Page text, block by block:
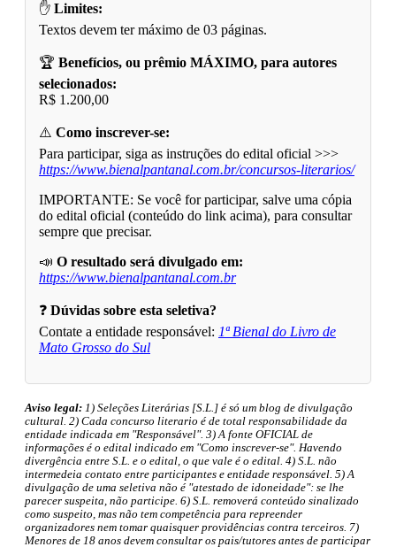
✋ Limites:
Textos devem ter máximo de 03 páginas.
🏆 Benefícios, ou prêmio MÁXIMO, para autores
selecionados:
R$ 1.200,00
⚠️ Como inscrever-se:
Para participar, siga as instruções do edital oficial >>>
https://www.bienalpantanal.com.br/concursos-literarios/
IMPORTANTE: Se você for participar, salve uma cópia
do edital oficial (conteúdo do link acima), para consultar
sempre que precisar.
📣 O resultado será divulgado em:
https://www.bienalpantanal.com.br
❓ Dúvidas sobre esta seletiva?
Contate a entidade responsável: 1ª Bienal do Livro de
Mato Grosso do Sul
Aviso legal: 1) Seleções Literárias [S.L.] é só um blog de divulgação
cultural. 2) Cada concurso literario é de total responsabilidade da
entidade indicada em "Responsável". 3) A fonte OFICIAL de
informações é o edital indicado em "Como inscrever-se". Havendo
divergência entre S.L. e o edital, o que vale é o edital. 4) S.L. não
intermedeia contato entre participantes e entidade responsável. 5) A
divulgação de uma seletiva não é "atestado de idoneidade": se lhe
parecer suspeita, não participe. 6) S.L. removerá conteúdo sinalizado
como suspeito, mas não tem competência para repreender
organizadores nem tomar quaisquer providências contra terceiros. 7)
Menores de 18 anos devem consultar os pais/tutores antes de participar